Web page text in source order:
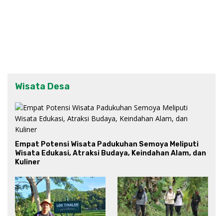
Wisata Desa
Empat Potensi Wisata Padukuhan Semoya Meliputi
Wisata Edukasi, Atraksi Budaya, Keindahan Alam, dan
Kuliner